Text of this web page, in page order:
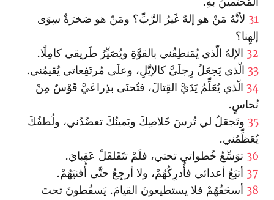
31 لأنَّهُ مَنْ هو إلهٌ غَيرُ الرَّبِّ؟ ومَنْ هو صَخرَةٌ سِوَى
إلهِنا؟
32 الإلهُ الّذي يُمَنطِقُني بالقوَّةِ ويُصَيِّرُ طَريقي كامِلًا.
33 الّذي يَجعَلُ رِجلَيَّ كالإيَّلِ، وعلَى مُرتَفِعاتي يُقيمُني.
34 الّذي يُعَلِّمُ يَدَيَّ القِتالَ، فتُحنَى بذِراعَيَّ قَوْسٌ مِنْ
نُحاسٍ.
35 وتَجعَلُ لي تُرسَ خَلاصِكَ ويَمينُكَ تعضُدُني، ولُطفُكَ
يُعَظِّمُني.
36 توَسِّعُ خُطواتي تحتي، فلَمْ تتَقَلقَلْ عَقِبايَ.
37 أتبَعُ أعدائي فأُدرِكُهُمْ، ولا أرجِعُ حتَّى أُفنيَهُمْ.
38 أسحَقُهُمْ فلا يستطيعونَ القيامَ. يَسقُطونَ تحتَ